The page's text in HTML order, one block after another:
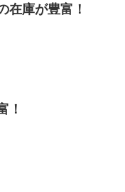
在庫が豊富！
！